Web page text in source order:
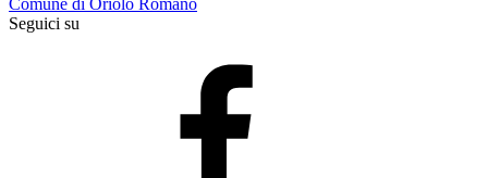
Comune di Oriolo Romano
Seguici su